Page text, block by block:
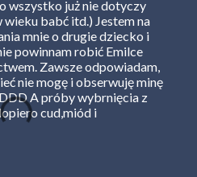
wszystko już nie dotyczy
babć itd.) Jestem na
mnie o drugie dziecko i
powinnam robić Emilce
Zawsze odpowiadam,
nie mogę i obserwuję minę
A próby wybrnięcia z
cud,miód i